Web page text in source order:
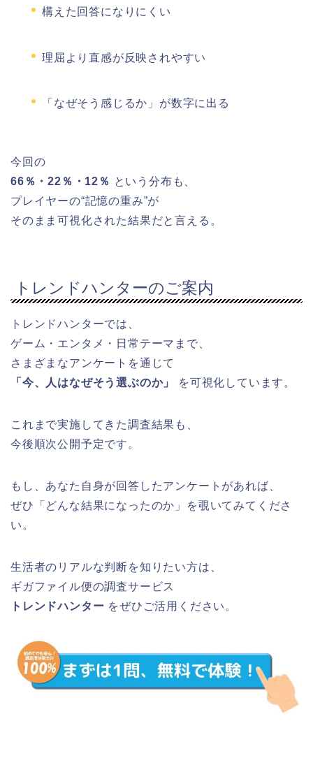
構えた回答になりにくい
理屈より直感が反映されやすい
「なぜそう感じるか」が数字に出る
今回の
66％・22％・12％ という分布も、
プレイヤーの“記憶の重み”が
そのまま可視化された結果だと言える。
トレンドハンターのご案内
トレンドハンターでは、
ゲーム・エンタメ・日常テーマまで、
さまざまなアンケートを通じて
「今、人はなぜそう選ぶのか」
を可視化しています。
これまで実施してきた調査結果も、
今後順次公開予定です。
もし、あなた自身が回答したアンケートがあれば、
ぜひ「どんな結果になったのか」を覗いてみてくださ
い。
生活者のリアルな判断を知りたい方は、
ギガファイル便の調査サービス
トレンドハンター をぜひご活用ください。